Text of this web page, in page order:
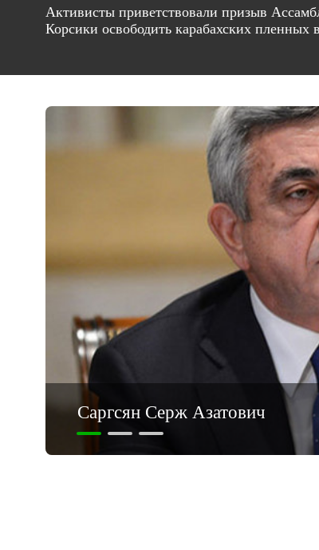
Активисты приветствовали призыв
Корсики освободить карабахских пленных
Саргсян Серж Азатович